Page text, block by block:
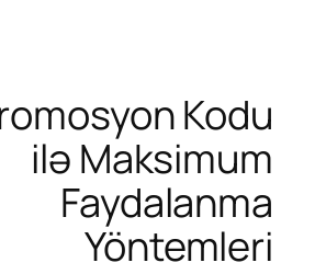
Kodu
ilə Maksimum
Faydalanma
Yöntemleri